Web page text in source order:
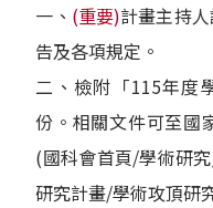
一、 (重要)計畫主持
告及各項規定。
二、檢附「115年度
份。相關文件可至國
(國科會首頁/學術研
研究計畫/學術攻頂研